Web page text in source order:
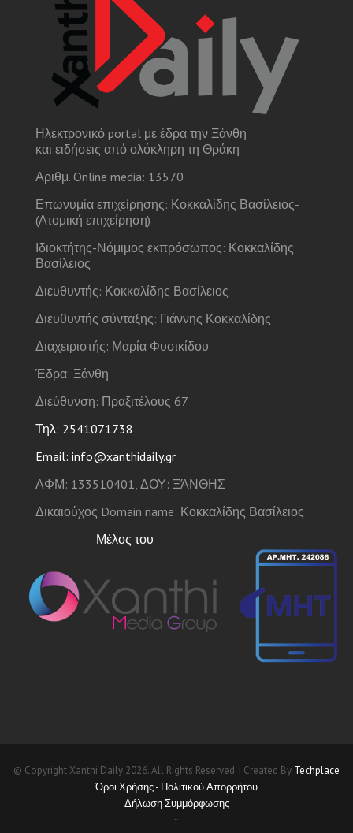
Ηλεκτρονικό portal με έδρα την Ξάνθη
και ειδήσεις από ολόκληρη τη Θράκη
Αριθμ. Online media: 13570
Επωνυμία επιχείρησης: Κοκκαλίδης Βασίλειος-
(Ατομική επιχείρηση)
Ιδιοκτήτης-Νόμιμος εκπρόσωπος: Κοκκαλίδης
Βασίλειος
Διευθυντής: Κοκκαλίδης Βασίλειος
Διευθυντής σύνταξης: Γιάννης Κοκκαλίδης
Διαχειριστής: Μαρία Φυσικίδου
Έδρα: Ξάνθη
Διεύθυνση: Πραξιτέλους 67
Τηλ: 2541071738
Email: info@xanthidaily.gr
ΑΦΜ: 133510401, ΔΟΥ: ΞΆΝΘΗΣ
Δικαιούχος Domain name: Κοκκαλίδης Βασίλειος
Μέλος του
© Copyright Xanthi Daily 2026. All Rights Reserved. | Created By Techplace
Όροι Χρήσης - Πολιτικού Απορρήτου
Δήλωση Συμμόρφωσης
~